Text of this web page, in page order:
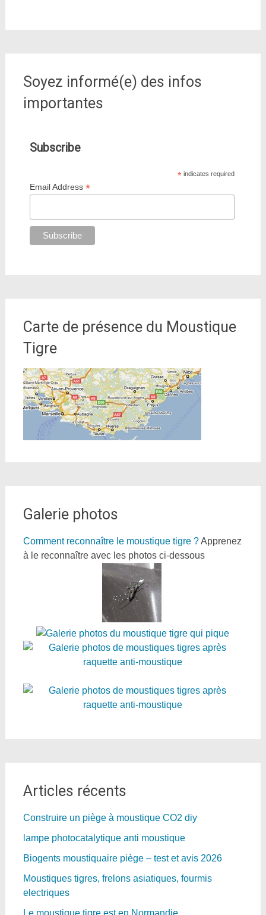
Soyez informé(e) des infos
importantes
Subscribe
*indicates required
Email Address*
Carte de présence du Moustique
Tigre
Galerie photos
Comment reconnaître le moustique tigre ?Apprenez
à le reconnaître avec les photos ci-dessous
Articles récents
Construire un piège à moustique CO2 diy
lampe photocatalytique anti moustique
Biogents moustiquaire piège – test et avis 2026
Moustiques tigres, frelons asiatiques, fourmis
electriques